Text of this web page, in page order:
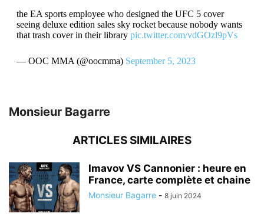
the EA sports employee who designed the UFC 5 cover
seeing deluxe edition sales sky rocket because nobody wants
that trash cover in their library pic.twitter.com/vdGOzl9pVs
— OOC MMA (@oocmma) September 5, 2023
Monsieur Bagarre
ARTICLES SIMILAIRES
Imavov VS Cannonier : heure en
France, carte complète et chaine
Monsieur Bagarre - 8 juin 2024